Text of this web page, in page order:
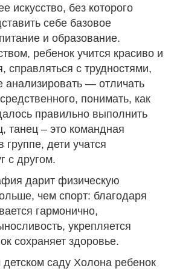
искусство, без которого
себе базовое
и образование.
ребенок учится красиво и
справляться с трудностями,
анализировать — отличать
понимать, как
правильно выполнить
танец – это командная
группе, дети учатся
с другом.
дарит физическую
чем спорт: благодаря
гармонично,
укрепляется
сохраняет здоровье.
саду Холона ребенок